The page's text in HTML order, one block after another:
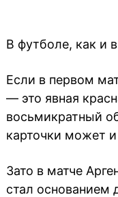
В футболе, как и
Если в первом
— это явная
восьмикратный
карточки может
Зато в матче
стал основанием